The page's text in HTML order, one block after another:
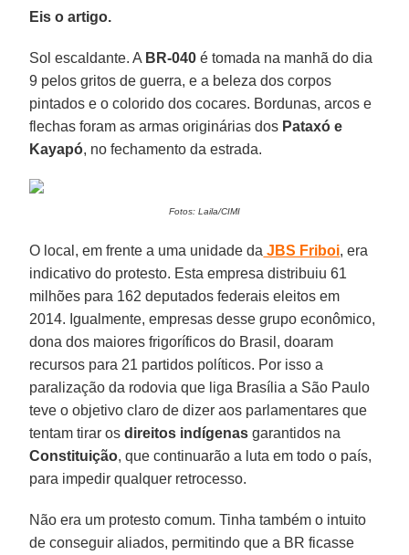
Eis o artigo.
Sol escaldante. A BR-040 é tomada na manhã do dia
9 pelos gritos de guerra, e a beleza dos corpos
pintados e o colorido dos cocares. Bordunas, arcos e
flechas foram as armas originárias dos Pataxó e
Kayapó, no fechamento da estrada.
Fotos: Laila/CIMI
O local, em frente a uma unidade da JBS Friboi, era
indicativo do protesto. Esta empresa distribuiu 61
milhões para 162 deputados federais eleitos em
2014. Igualmente, empresas desse grupo econômico,
dona dos maiores frigoríficos do Brasil, doaram
recursos para 21 partidos políticos. Por isso a
paralização da rodovia que liga Brasília a São Paulo
teve o objetivo claro de dizer aos parlamentares que
tentam tirar osdireitos indígenas garantidos na
Constituição, que continuarão a luta em todo o país,
para impedir qualquer retrocesso.
Não era um protesto comum. Tinha também o intuito
de conseguir aliados, permitindo que a BR ficasse